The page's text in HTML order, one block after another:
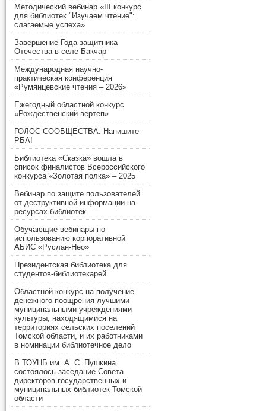
Методический вебинар «III конкурс
для библиотек "Изучаем чтение":
слагаемые успеха»
Завершение Года защитника
Отечества в селе Бакчар
Международная научно-
практическая конференция
«Румянцевские чтения – 2026»
Ежегодный областной конкурс
«Рождественский вертеп»
ГОЛОС СООБЩЕСТВА. Напишите
РБА!
Библиотека «Сказка» вошла в
список финалистов Всероссийского
конкурса «Золотая полка» – 2025
Вебинар по защите пользователей
от деструктивной информации на
ресурсах библиотек
Обучающие вебинары по
использованию корпоративной
АБИС «Руслан-Нео»
Президентская библиотека для
студентов-библиотекарей
Областной конкурс на получение
денежного поощрения лучшими
муниципальными учреждениями
культуры, находящимися на
территориях сельских поселений
Томской области, и их работниками
в номинации библиотечное дело
В ТОУНБ им. А. С. Пушкина
состоялось заседание Совета
директоров государственных и
муниципальных библиотек Томской
области